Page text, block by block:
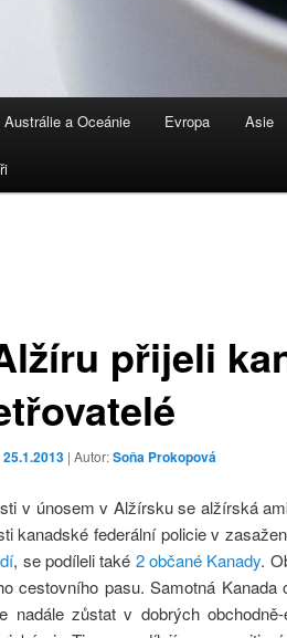
Austrálie a Oceánie Evropa Asie
přijeli
25.1.2013 | Autor:Soňa Prokopová
v únosem v Alžírsku se alžírská
kanadské federální policie v
, se podíleli také 2 občané Kanady.
cestovního pasu. Samotná
nadále zůstat v dobrých